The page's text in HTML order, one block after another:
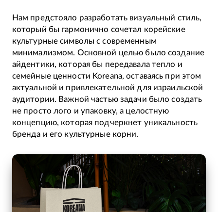
Нам предстояло разработать визуальный стиль,
который бы гармонично сочетал корейские
культурные символы с современным
минимализмом. Основной целью было создание
айдентики, которая бы передавала тепло и
семейные ценности Koreana, оставаясь при этом
актуальной и привлекательной для израильской
аудитории. Важной частью задачи было создать
не просто лого и упаковку, а целостную
концепцию, которая подчеркнет уникальность
бренда и его культурные корни.